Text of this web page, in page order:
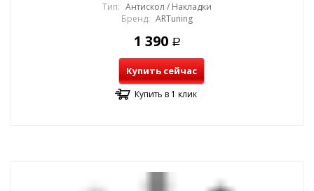
Тип: Антискол / Накладки
Бренд: ARTuning
1 390 Р
Купить сейчас
Купить в 1 клик